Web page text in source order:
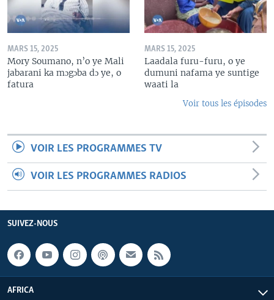
MARS 15, 2025
Mory Soumano, n’o ye Mali
jabarani ka mɔgɔba dɔ ye, o
fatura
MARS 15, 2025
Laadala furu-furu, o ye
dumuni nafama ye suntige
waati la
Voir tous les épisodes
VOIR LES PROGRAMMES TV
VOIR LES PROGRAMMES RADIOS
SUIVEZ-NOUS
AFRICA